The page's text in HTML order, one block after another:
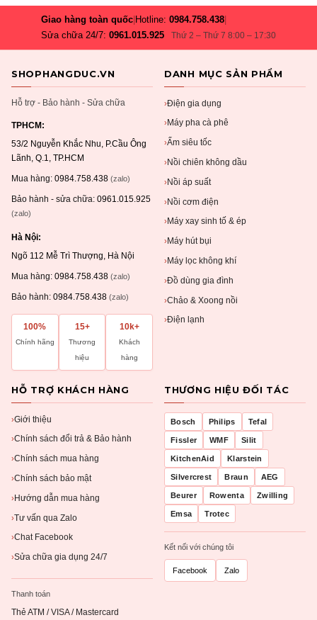
Giao hàng toàn quốc|Hotline:0984.758.438|
Sửa chữa 24/7:0961.015.925 Thứ 2 – Thứ 7 8:00 – 17:30
SHOPHANGDUC.VN
Hỗ trợ - Bảo hành - Sửa chữa
TPHCM:
53/2 Nguyễn Khắc Nhu, P.Cầu Ông
Lãnh, Q.1, TP.HCM
Mua hàng: 0984.758.438 (zalo)
Bảo hành - sửa chữa: 0961.015.925
(zalo)
Hà Nội:
Ngõ 112 Mễ Trì Thượng, Hà Nội
Mua hàng: 0984.758.438 (zalo)
Bảo hành: 0984.758.438 (zalo)
100%
Chính hãng
15+
Thương
hiệu
10k+
Khách
hàng
DANH MỤC SẢN PHẨM
›Điện gia dụng
› Máy pha cà phê
›Ấm siêu tốc
› Nồi chiên không dầu
›Nồi áp suất
›Nồi cơm điện
› Máy xay sinh tố & ép
› Máy hút bụi
› Máy lọc không khí
›Đồ dùng gia đình
›Chảo & Xoong nồi
›Điện lạnh
HỖ TRỢ KHÁCH HÀNG
›Giới thiệu
›Chính sách đổi trả & Bảo hành
›Chính sách mua hàng
›Chính sách bảo mật
›Hướng dẫn mua hàng
›Tư vấn qua Zalo
›Chat Facebook
›Sửa chữa gia dụng 24/7
Thanh toán
Thẻ ATM / VISA / Mastercard
THƯƠNG HIỆU ĐỐI TÁC
Bosch Philips Tefal
Fissler WMF Silit
KitchenAid Klarstein
Silvercrest Braun AEG
Beurer Rowenta Zwilling
Emsa Trotec
Kết nối với chúng tôi
Facebook Zalo